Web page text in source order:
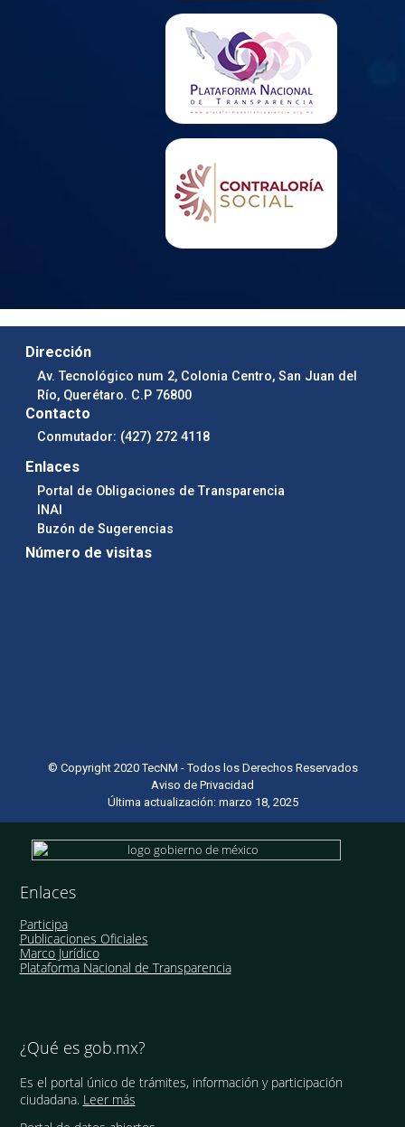
Dirección
Av. Tecnológico num 2, Colonia Centro, San Juan del
Río, Querétaro. C.P 76800
Contacto
Conmutador: (427) 272 4118
Enlaces
Portal de Obligaciones de Transparencia
INAI
Buzón de Sugerencias
Número de visitas
© Copyright 2020 TecNM - Todos los Derechos Reservados
Aviso de Privacidad
Última actualización: marzo 18, 2025
Enlaces
Participa
Publicaciones Oficiales
Marco Jurídico
Plataforma Nacional de Transparencia
¿Qué es gob.mx?
Es el portal único de trámites, información y participación
ciudadana. Leer más